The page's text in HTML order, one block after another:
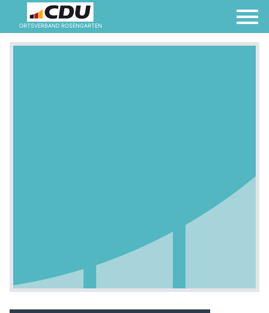
ORTSVERBAND ROSENGARTEN